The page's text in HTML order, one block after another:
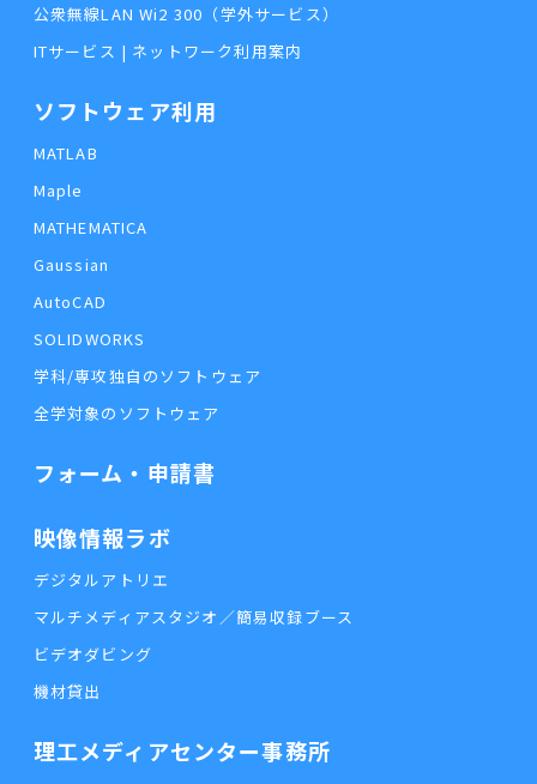
公衆無線LAN Wi2 300（学外サービス）
ITサービス | ネットワーク利用案内
ソフトウェア利用
MATLAB
Maple
MATHEMATICA
Gaussian
AutoCAD
SOLIDWORKS
学科/専攻独自のソフトウェア
全学対象のソフトウェア
フォーム・申請書
映像情報ラボ
デジタルアトリエ
マルチメディアスタジオ／簡易収録ブース
ビデオダビング
機材貸出
理工メディアセンター事務所